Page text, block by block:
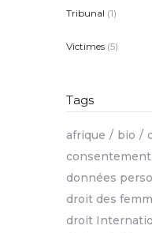
Tribunal (1)
Victimes (5)
Tags
afrique bio
consentement
données
droit des
droit